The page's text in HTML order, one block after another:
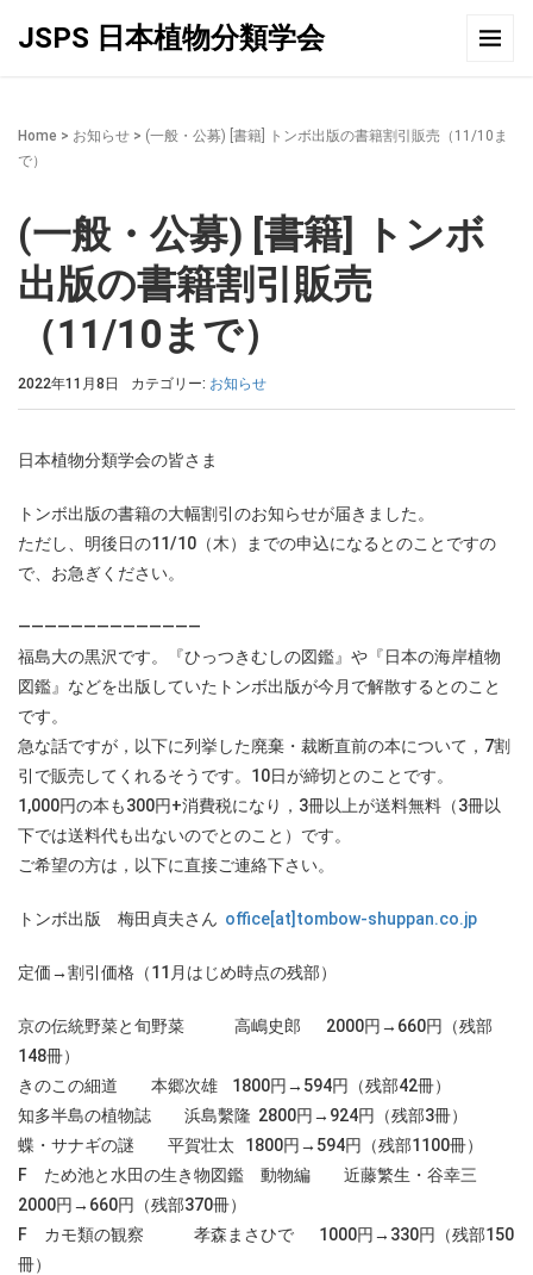
JSPS 日本植物分類学会
Home > お知らせ > (一般・公募) [書籍] トンボ出版の書籍割引販売（11/10ま
で）
(一般・公募) [書籍] トンボ
出版の書籍割引販売
（11/10まで）
2022年11月8日 カテゴリー: お知らせ
日本植物分類学会の皆さま
トンボ出版の書籍の大幅割引のお知らせが届きました。
ただし、明後日の11/10（木）までの申込になるとのことですの
で、お急ぎください。
——————————————
福島大の黒沢です。『ひっつきむしの図鑑』や『日本の海岸植物
図鑑』などを出版していたトンボ出版が今月で解散するとのこと
です。
急な話ですが，以下に列挙した廃棄・裁断直前の本について，7割
引で販売してくれるそうです。10日が締切とのことです。
1,000円の本も300円+消費税になり，3冊以上が送料無料（3冊以
下では送料代も出ないのでとのこと）です。
ご希望の方は，以下に直接ご連絡下さい。
トンボ出版 梅田貞夫さん office[at]tombow-shuppan.co.jp
定価→割引価格（11月はじめ時点の残部）
京の伝統野菜と旬野菜 高嶋史郎 2000円→660円（残部
148冊）
きのこの細道 本郷次雄 1800円→594円（残部42冊）
知多半島の植物誌 浜島繫隆 2800円→924円（残部3冊）
蝶・サナギの謎 平賀壮太 1800円→594円（残部1100冊）
F ため池と水田の生き物図鑑 動物編 近藤繁生・谷幸三
2000円→660円（残部370冊）
F カモ類の観察 孝森まさひで 1000円→330円（残部150
冊）